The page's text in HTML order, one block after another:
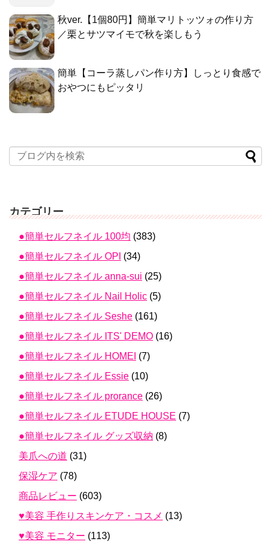
秋ver.【1個80円】簡単マリトッツォの作り方
／栗とサツマイモで秋を楽しもう
簡単【コーラ蒸しパン作り方】しっとり食感で
おやつにもピッタリ
カテゴリー
●簡単セルフネイル 100均 (383)
●簡単セルフネイル OPI (34)
●簡単セルフネイル anna-sui (25)
●簡単セルフネイル Nail Holic (5)
●簡単セルフネイル Seshe (161)
●簡単セルフネイル ITS' DEMO (16)
●簡単セルフネイル HOMEI (7)
●簡単セルフネイル Essie (10)
●簡単セルフネイル prorance (26)
●簡単セルフネイル ETUDE HOUSE (7)
●簡単セルフネイル グッズ収納 (8)
美爪への道 (31)
保湿ケア (78)
商品レビュー (603)
♥美容 手作りスキンケア・コスメ (13)
♥美容 モニター (113)